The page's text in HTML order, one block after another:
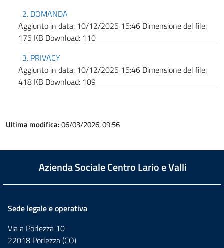
2. DOMANDA
Aggiunto in data: 10/12/2025 15:46 Dimensione del file:
175 KB Download: 110
3. PRIVACY
Aggiunto in data: 10/12/2025 15:46 Dimensione del file:
418 KB Download: 109
Ultima modifica:06/03/2026, 09:56
Azienda Sociale Centro Lario e Valli
Sede legale e operativa
Via a Porlezza 10
22018 Porlezza (CO)